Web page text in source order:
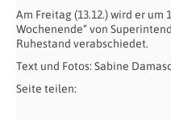
Am Freitag (13.12.) wird er um
Wochenende“ von
Ruhestand verabschiedet.
Text und Fotos: Sabine
Seite teilen: